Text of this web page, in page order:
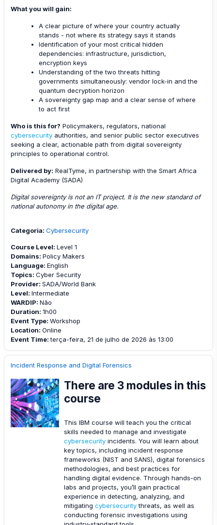
What you will gain:
A clear picture of where your country actually
stands - not where its strategy says it stands
Identification of your most critical hidden
dependencies: infrastructure, jurisdiction,
encryption keys
Understanding of the two threats hitting
governments simultaneously: vendor lock-in and the
quantum decryption horizon
A sovereignty gap map and a clear sense of where
to act first
Who is this for? Policymakers, regulators, national
cybersecurity authorities, and senior public sector executives
seeking a clear, actionable path from digital sovereignty
principles to operational control.
Delivered by: RealTyme, in partnership with the Smart Africa
Digital Academy (SADA)
Digital sovereignty is not an IT project. It is the new standard of
national autonomy in the digital age.
Categoria: Cybersecurity
Course Level: Level 1
Domains: Policy Makers
Language: English
Topics: Cyber Security
Provider: SADA/World Bank
Level: Intermediate
WARDIP: Não
Duration: 1h00
Event Type: Workshop
Location: Online
Event Time:terça-feira, 21 de julho de 2026 às 13:00
Incident Response and Digital Forensics
There are 3 modules in this
course
This IBM course will teach you the critical
skills needed to manage and investigate
cybersecurity incidents. You will learn about
key topics, including incident response
frameworks (NIST and SANS), digital forensics
methodologies, and best practices for
handling digital evidence. Through hands-on
labs and projects, you’ll gain practical
experience in detecting, analyzing, and
mitigating cybersecuritythreats, as well as
conducting forensic investigations using